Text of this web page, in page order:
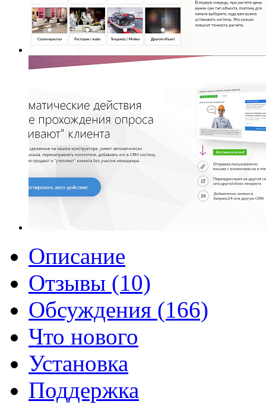
Описание
Отзывы (10)
Обсуждения (166)
Что нового
Установка
Поддержка